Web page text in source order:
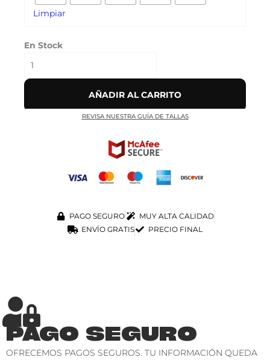
Limpiar
En Stock
AÑADIR AL CARRITO
REVISA NUESTRA GUÍA DE TALLAS
PAGO SEGURO
MUY ALTA CALIDAD
ENVÍO GRATIS
PRECIO FINAL
PAGO SEGURO
OFRECEMOS PAGOS SEGUROS. TU INFORMACIÓN QUEDA